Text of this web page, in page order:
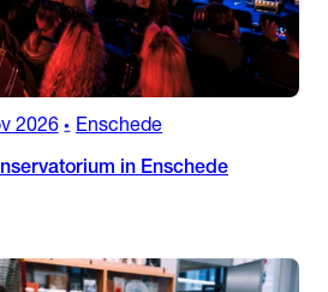
2026 • Enschede
in Enschede